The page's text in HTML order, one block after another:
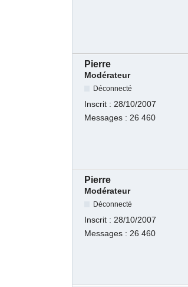
Pierre
Modérateur
Déconnecté
Inscrit :28/10/2007
Messages :26 460
Pierre
Modérateur
Déconnecté
Inscrit :28/10/2007
Messages :26 460